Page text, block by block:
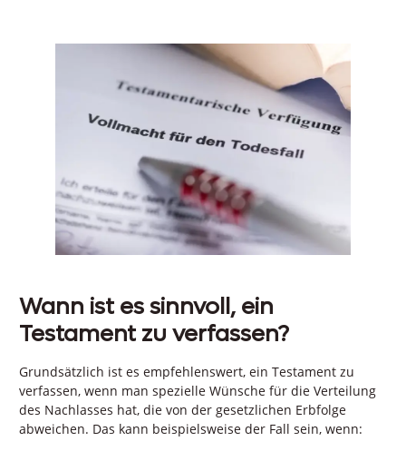
Wann ist es sinnvoll, ein
Testament zu verfassen?
Grundsätzlich ist es empfehlenswert, ein Testament zu
verfassen, wenn man spezielle Wünsche für die Verteilung
des Nachlasses hat, die von der gesetzlichen Erbfolge
abweichen. Das kann beispielsweise der Fall sein, wenn: